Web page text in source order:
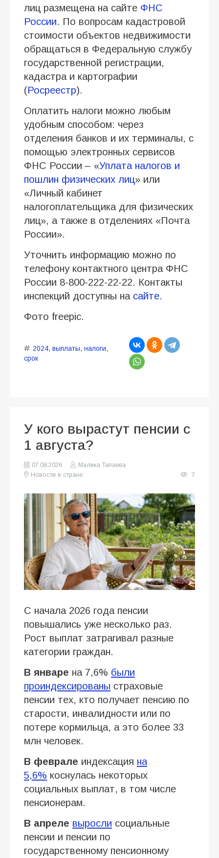
лиц размещена на сайте ФНС
России. По вопросам кадастровой
стоимости объектов недвижимости
обращаться в Федеральную службу
государственной регистрации,
кадастра и картографии
(Росреестр).
Оплатить налоги можно любым
удобным способом: через
отделения банков и их терминалы, с
помощью электронных сервисов
ФНС России – «Уплата налогов и
пошлин физических лиц» или
«Личный кабинет
налогоплательщика для физических
лиц», а также в отделениях «Почта
России».
Уточнить информацию можно по
телефону контактного центра ФНС
России 8-800-222-22-22. Контакты
инспекций доступны на сайте.
Фото freepic.
2024, выплаты, налоги,
срок
У кого вырастут пенсии с
1 августа?
07.08.2026
Малика Тапаева
Новости в стране
7
С начала 2026 года пенсии
повышались уже несколько раз.
Рост выплат затрагивал разные
категории граждан.
В январе на 7,6% были
проиндексированы страховые
пенсии тех, кто получает пенсию по
старости, инвалидности или по
потере кормильца, а это более 33
млн человек.
В феврале индексация на
5,6% коснулась некоторых
социальных выплат, в том числе
пенсионерам.
В апреле выросли социальные
пенсии и пенсии по
государственному пенсионному